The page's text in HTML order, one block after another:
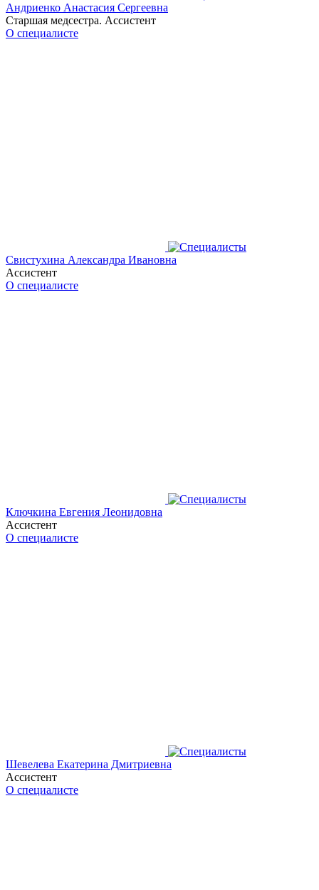
Андриенко Анастасия Сергеевна
Старшая медсестра. Ассистент
О специалисте
Свистухина Александра Ивановна
Ассистент
О специалисте
Ключкина Евгения Леонидовна
Ассистент
О специалисте
Шевелева Екатерина Дмитриевна
Ассистент
О специалисте